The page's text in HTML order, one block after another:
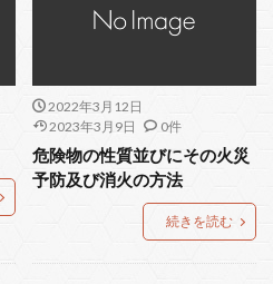
2022年3月12日
2023年3月9日
0件
危険物の性質並びにその火災
予防及び消火の方法
続きを読む